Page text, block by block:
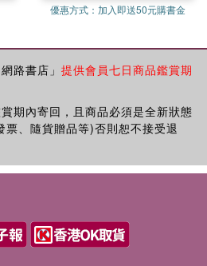
優惠方式： 加入即送50元購書金
路書店」 提供會員七日商品鑑賞期
期內寄回，且商品必須是全新狀態
、隨貨贈品等)否則恕不接受退